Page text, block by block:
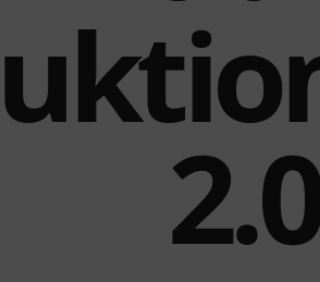
2.0